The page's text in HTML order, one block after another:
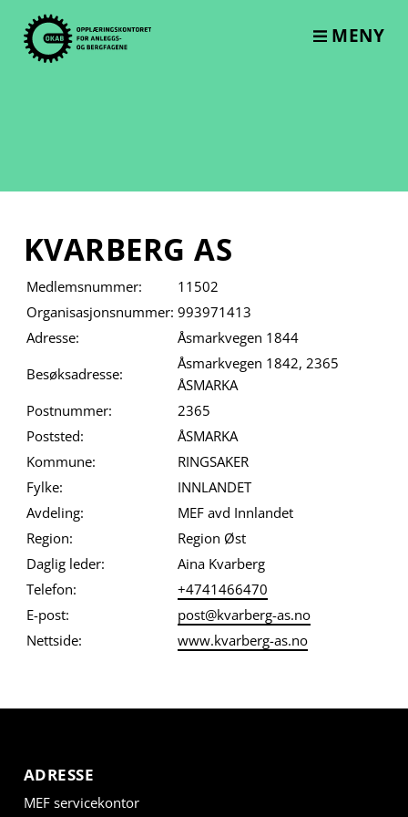
content
MENY
KVARBERG AS
Medlemsnummer:
11502
Organisasjonsnummer: 993971413
Adresse:
Åsmarkvegen 1844
Besøksadresse:
Åsmarkvegen 1842, 2365
ÅSMARKA
Postnummer:
2365
Poststed:
ÅSMARKA
Kommune:
RINGSAKER
Fylke:
INNLANDET
Avdeling:
MEF avd Innlandet
Region:
Region Øst
Daglig leder:
Aina Kvarberg
Telefon:
+4741466470
E-post:
post@kvarberg-as.no
Nettside:
www.kvarberg-as.no
ADRESSE
MEF servicekontor